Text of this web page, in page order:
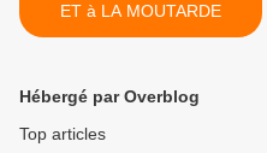
ET à LA MOUTARDE
Hébergé par Overblog
Top articles